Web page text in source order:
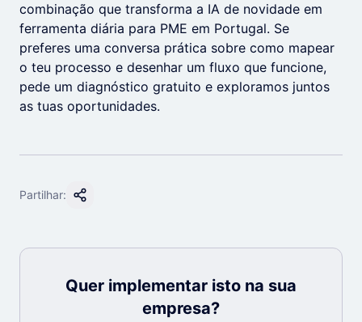
combinação que transforma a IA de novidade em
ferramenta diária para PME em Portugal. Se
preferes uma conversa prática sobre como mapear
o teu processo e desenhar um fluxo que funcione,
pede um diagnóstico gratuito e exploramos juntos
as tuas oportunidades.
Partilhar:
Quer implementar isto na sua
empresa?